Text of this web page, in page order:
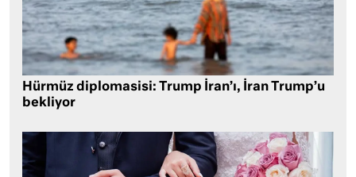
Hürmüz diplomasisi: Trump İran’ı, İran Trump’u
bekliyor